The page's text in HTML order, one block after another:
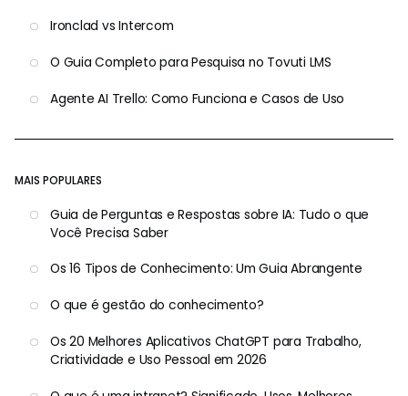
Ironclad vs Intercom
O Guia Completo para Pesquisa no Tovuti LMS
Agente AI Trello: Como Funciona e Casos de Uso
MAIS POPULARES
Guia de Perguntas e Respostas sobre IA: Tudo o que
Você Precisa Saber
Os 16 Tipos de Conhecimento: Um Guia Abrangente
O que é gestão do conhecimento?
Os 20 Melhores Aplicativos ChatGPT para Trabalho,
Criatividade e Uso Pessoal em 2026